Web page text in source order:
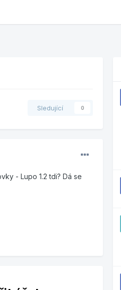
Sledující 0
- Lupo 1.2 tdi? Dá se